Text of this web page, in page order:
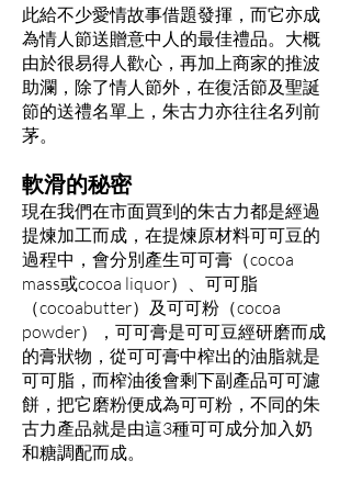
此給不少愛情故事借題發揮，而它亦成
為情人節送贈意中人的最佳禮品。大概
由於很易得人歡心，再加上商家的推波
助瀾，除了情人節外，在復活節及聖誕
節的送禮名單上，朱古力亦往往名列前
茅。
軟滑的秘密
現在我們在市面買到的朱古力都是經過
提煉加工而成，在提煉原材料可可豆的
過程中，會分別產生可可膏（cocoa
mass或cocoa liquor）、可可脂
（cocoabutter）及可可粉（cocoa
powder），可可膏是可可豆經研磨而成
的膏狀物，從可可膏中榨出的油脂就是
可可脂，而榨油後會剩下副產品可可濾
餅，把它磨粉便成為可可粉，不同的朱
古力產品就是由這3種可可成分加入奶
和糖調配而成。